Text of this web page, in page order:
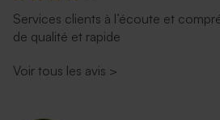
Services clients à l’écoute et
de qualité et rapide
Voir tous les avis >